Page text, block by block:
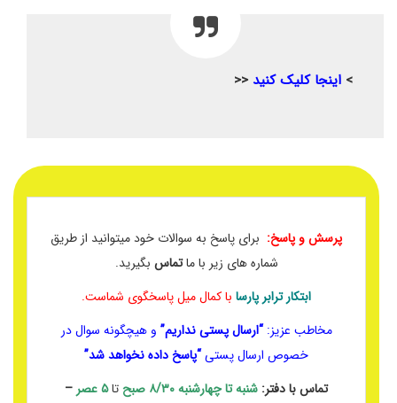
> اینجا کلیک کنید <<
پرسش و پاسخ: برای پاسخ به سوالات خود میتوانید از طریق
شماره های زیر با ماتماس بگیرید.
ابتکار ترابر پارسا با کمال میل پاسخگوی شماست.
مخاطب عزیز:“ارسال پستی نداریم” و هیچگونه سوال در
خصوص ارسال پستی“پاسخ داده نخواهد شد”
تماس با دفتر: شنبه تا چهارشنبه۸/۳۰ صبح تا۵ عصر –